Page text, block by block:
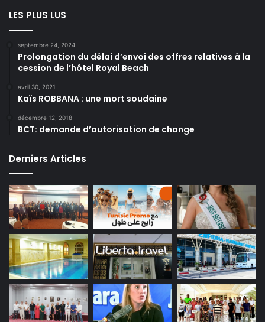
LES PLUS LUS
septembre 24, 2024
Prolongation du délai d’envoi des offres relatives à la
cession de l’hôtel Royal Beach
avril 30, 2021
Kaïs ROBBANA : une mort soudaine
décembre 12, 2018
BCT: demande d’autorisation de change
Derniers Articles